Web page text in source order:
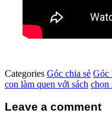
Categories Góc chia sẻ Góc
con làm quen với sách chọn
Leave a comment